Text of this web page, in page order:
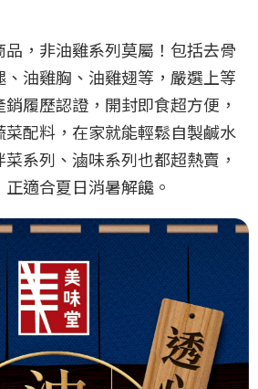
，非油雞系列莫屬！包括去骨
油雞胸、油雞翅等，嚴選上等
履歷認證，開封即食超方便，
配料，在家就能輕鬆自製鹹水
系列、滷味系列也都超熱賣，
適合夏日消暑解饞。